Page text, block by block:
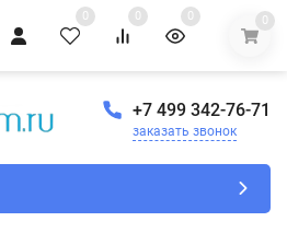
0 0 0 0
+7 499 342-76-71
заказать звонок